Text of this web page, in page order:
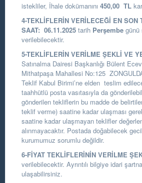
istekliler, İhale dokümanını 450,00 TL
4-TEKLİFLERİN VERİLECEĞİ EN SON
SAAT: 06.11.2025 tarih Perşembe günü
verilebilecektir.
5-TEKLİFLERİN VERİLME ŞEKLİ VE
Satınalma Dairesi Başkanlığı Bülent
Mithatpaşa Mahallesi No:125
Teklif Kabul Birimi’ne elden teslim
taahhütlü posta vasıtasıyla da
gönderilen tekliflerin bu madde de
teklif verme) saatine kadar ulaşması
saatine kadar ulaşmayan teklifler
alınmayacaktır. Postada doğabilecek
kurumumuz sorumlu değildir.
6-FİYAT TEKLİFLERİNİN VERİLME
verilebilecektir. Ayrıntılı bilgiye idari
ulaşabilirsiniz.